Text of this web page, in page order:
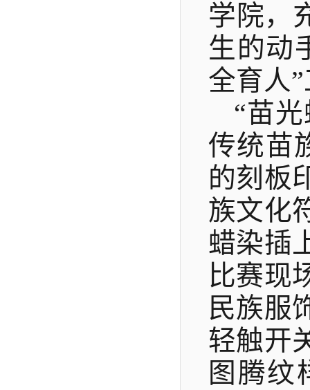
学院，
生的动
全育人
“苗
传统苗
的刻板
族文化
蜡染插
比赛现
民族服
轻触开
图腾纹